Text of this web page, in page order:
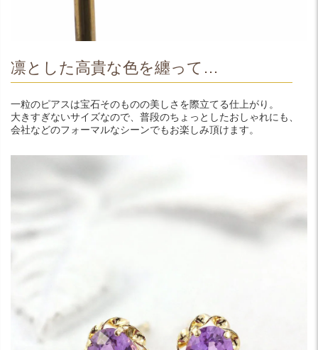
凛とした高貴な色を纏って…
一粒のピアスは宝石そのものの美しさを際立てる仕上がり。
大きすぎないサイズなので、普段のちょっとしたおしゃれにも、
会社などのフォーマルなシーンでもお楽しみ頂けます。